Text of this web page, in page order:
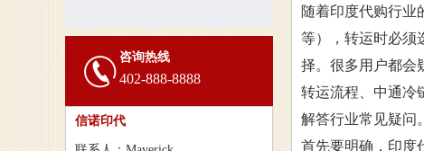
咨询热线
402-888-8888
信诺印代
随着印度代购行业
等），转运时必须
择。很多用户都会
转运流程、中通冷
解答行业常见疑问。
首先要明确，印度